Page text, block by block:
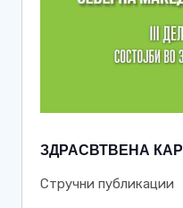
ЗДРАСВТВЕНА
Стручни публикации